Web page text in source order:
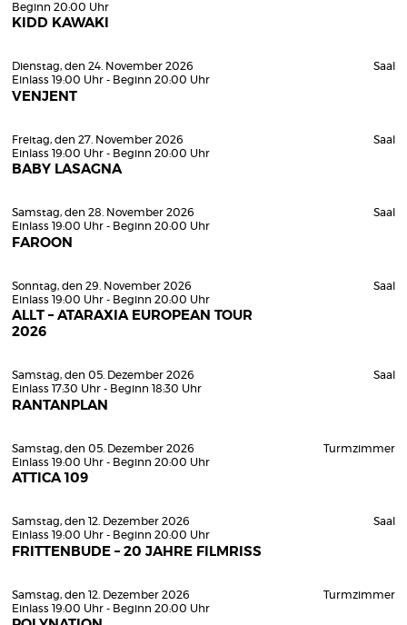
Beginn 20:00 Uhr
KIDD KAWAKI
Dienstag, den 24. November 2026
Einlass 19:00 Uhr - Beginn 20:00 Uhr
VENJENT
Saal
Freitag, den 27. November 2026
Einlass 19:00 Uhr - Beginn 20:00 Uhr
BABY LASAGNA
Saal
Samstag, den 28. November 2026
Einlass 19:00 Uhr - Beginn 20:00 Uhr
FAROON
Saal
Sonntag, den 29. November 2026
Einlass 19:00 Uhr - Beginn 20:00 Uhr
ALLT – ATARAXIA EUROPEAN TOUR
2026
Saal
Samstag, den 05. Dezember 2026
Einlass 17:30 Uhr - Beginn 18:30 Uhr
RANTANPLAN
Saal
Samstag, den 05. Dezember 2026
Einlass 19:00 Uhr - Beginn 20:00 Uhr
ATTICA 109
Turmzimmer
Samstag, den 12. Dezember 2026
Einlass 19:00 Uhr - Beginn 20:00 Uhr
FRITTENBUDE – 20 JAHRE FILMRISS
Saal
Samstag, den 12. Dezember 2026
Einlass 19:00 Uhr - Beginn 20:00 Uhr
Turmzimmer